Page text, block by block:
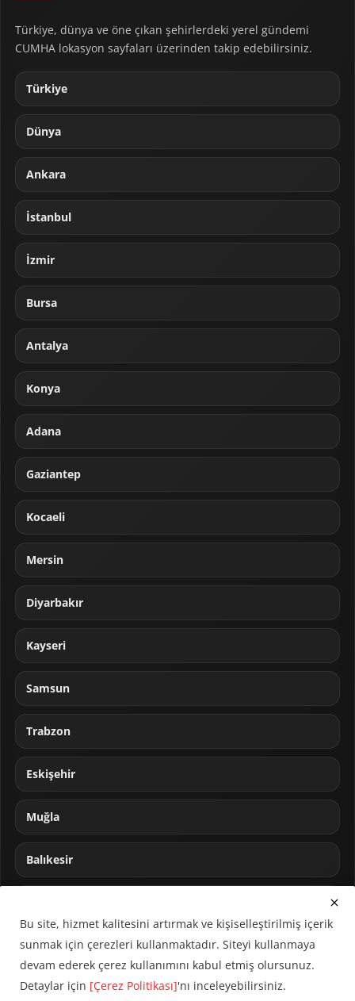
Türkiye, dünya ve öne çıkan şehirlerdeki yerel gündemi
CUMHA lokasyon sayfaları üzerinden takip edebilirsiniz.
Türkiye
Dünya
Ankara
İstanbul
İzmir
Bursa
Antalya
Konya
Adana
Gaziantep
Kocaeli
Mersin
Diyarbakır
Kayseri
Samsun
Trabzon
Eskişehir
Muğla
Balıkesir
Bu site, hizmet kalitesini artırmak ve kişiselleştirilmiş içerik
sunmak için çerezleri kullanmaktadır. Siteyi kullanmaya
devam ederek çerez kullanımını kabul etmiş olursunuz.
Detaylar için [Çerez Politikası]'nı inceleyebilirsiniz.